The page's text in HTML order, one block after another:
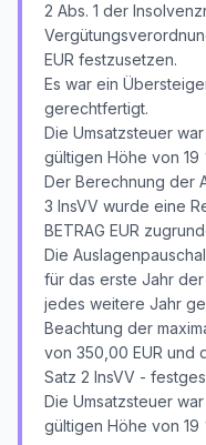
2 Abs. 1 der
EUR festzusetzen.
Es war ein
gerechtfertigt.
Die Umsatzsteuer
gültigen Höhe von 19
Der Berechnung der
3 InsVV wurde eine
BETRAG EUR
Die
für das erste Jahr
jedes weitere Jahr
Beachtung der
von 350,00 EUR und
Satz 2 InsVV -
Die Umsatzsteuer
gültigen Höhe von 19